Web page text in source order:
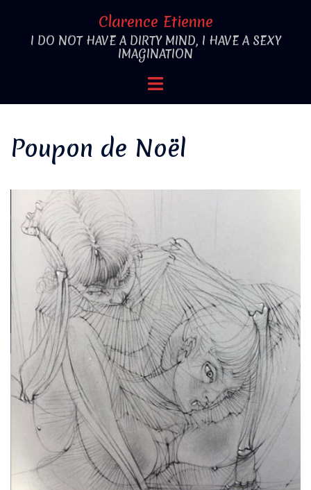
contenu
Clarence Etienne
I DO NOT HAVE A DIRTY MIND, I HAVE A SEXY
IMAGINATION
Ouvrir/fermer
Poupon de Noël